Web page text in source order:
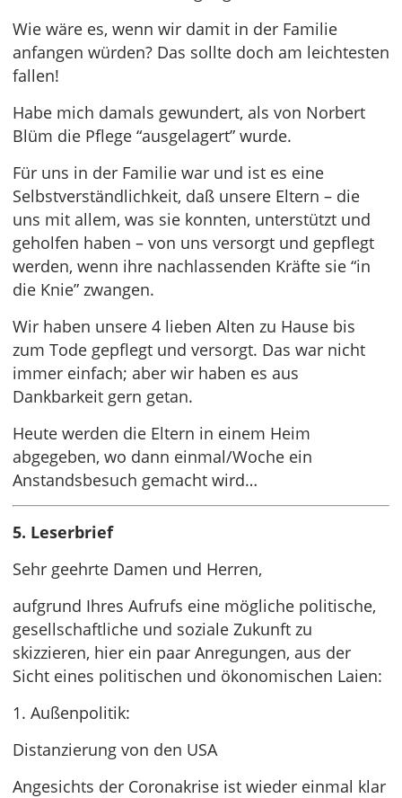
Wie wäre es, wenn wir damit in der Familie
anfangen würden? Das sollte doch am leichtesten
fallen!
Habe mich damals gewundert, als von Norbert
Blüm die Pflege “ausgelagert” wurde.
Für uns in der Familie war und ist es eine
Selbstverständlichkeit, daß unsere Eltern – die
uns mit allem, was sie konnten, unterstützt und
geholfen haben – von uns versorgt und gepflegt
werden, wenn ihre nachlassenden Kräfte sie “in
die Knie” zwangen.
Wir haben unsere 4 lieben Alten zu Hause bis
zum Tode gepflegt und versorgt. Das war nicht
immer einfach; aber wir haben es aus
Dankbarkeit gern getan.
Heute werden die Eltern in einem Heim
abgegeben, wo dann einmal/Woche ein
Anstandsbesuch gemacht wird…
5. Leserbrief
Sehr geehrte Damen und Herren,
aufgrund Ihres Aufrufs eine mögliche politische,
gesellschaftliche und soziale Zukunft zu
skizzieren, hier ein paar Anregungen, aus der
Sicht eines politischen und ökonomischen Laien:
1. Außenpolitik:
Distanzierung von den USA
Angesichts der Coronakrise ist wieder einmal klar